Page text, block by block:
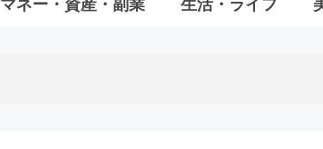
マネー・資産・副業 生活・ライフ